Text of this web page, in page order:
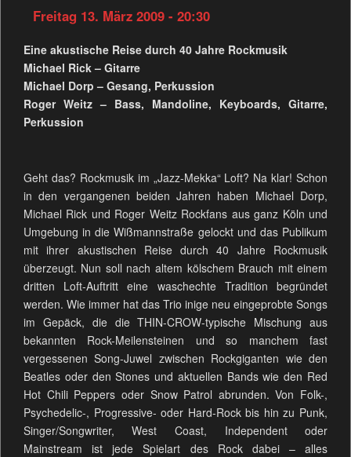
Freitag 13. März 2009 - 20:30
Eine akustische Reise durch 40 Jahre Rockmusik
Michael Rick – Gitarre
Michael Dorp – Gesang, Perkussion
Roger Weitz – Bass, Mandoline, Keyboards, Gitarre,
Perkussion
Geht das? Rockmusik im „Jazz-Mekka“ Loft? Na klar! Schon
in den vergangenen beiden Jahren haben Michael Dorp,
Michael Rick und Roger Weitz Rockfans aus ganz Köln und
Umgebung in die Wißmannstraße gelockt und das Publikum
mit ihrer akustischen Reise durch 40 Jahre Rockmusik
überzeugt. Nun soll nach altem kölschem Brauch mit einem
dritten Loft-Auftritt eine waschechte Tradition begründet
werden. Wie immer hat das Trio inige neu eingeprobte Songs
im Gepäck, die die THIN-CROW-typische Mischung aus
bekannten Rock-Meilensteinen und so manchem fast
vergessenen Song-Juwel zwischen Rockgiganten wie den
Beatles oder den Stones und aktuellen Bands wie den Red
Hot Chili Peppers oder Snow Patrol abrunden. Von Folk-,
Psychedelic-, Progressive- oder Hard-Rock bis hin zu Punk,
Singer/Songwriter, West Coast, Independent oder
Mainstream ist jede Spielart des Rock dabei – alles